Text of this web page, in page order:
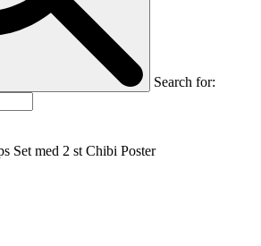
Search for:
Set med 2 st Chibi Poster